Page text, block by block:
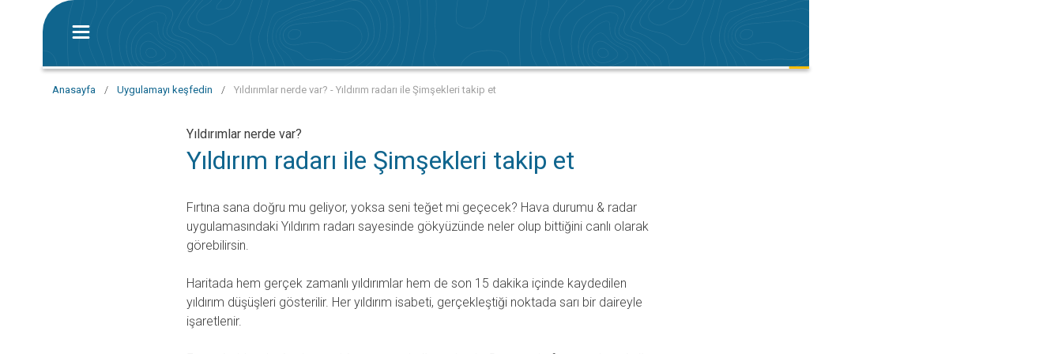
Anasayfa / Uygulamayı keşfedin / Yıldırımlar nerde var? - Yıldırım radarı ile Şimşekleri takip et
Yıldırımlar nerde var?
Yıldırım radarı ile Şimşekleri takip et
Fırtına sana doğru mu geliyor, yoksa seni teğet mi geçecek? Hava durumu & radar
uygulamasındaki Yıldırım radarı sayesinde gökyüzünde neler olup bittiğini canlı olarak
görebilirsin.
Haritada hem gerçek zamanlı yıldırımlar hem de son 15 dakika içinde kaydedilen
yıldırım düşüşleri gösterilir. Her yıldırım isabeti, gerçekleştiği noktada sarı bir daireyle
işaretlenir.